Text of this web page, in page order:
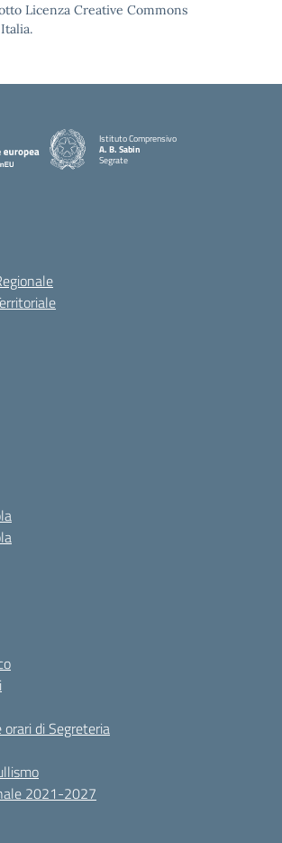
Licenza Creative Commons
Istituto Comprensivo
A. B. Sabin
Segrate
di Segreteria
2021-2027